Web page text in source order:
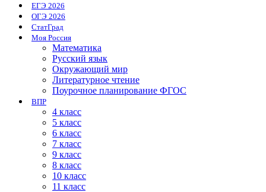
ЕГЭ 2026
ОГЭ 2026
СтатГрад
Моя Россия
Математика
Русский язык
Окружающий мир
Литературное чтение
Поурочное планирование ФГОС
ВПР
4 класс
5 класс
6 класс
7 класс
9 класс
8 класс
10 класс
11 класс